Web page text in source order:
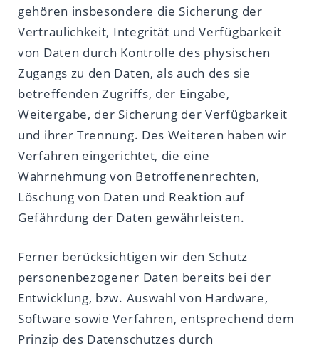
gehören insbesondere die Sicherung der
Vertraulichkeit, Integrität und Verfügbarkeit
von Daten durch Kontrolle des physischen
Zugangs zu den Daten, als auch des sie
betreffenden Zugriffs, der Eingabe,
Weitergabe, der Sicherung der Verfügbarkeit
und ihrer Trennung. Des Weiteren haben wir
Verfahren eingerichtet, die eine
Wahrnehmung von Betroffenenrechten,
Löschung von Daten und Reaktion auf
Gefährdung der Daten gewährleisten.
Ferner berücksichtigen wir den Schutz
personenbezogener Daten bereits bei der
Entwicklung, bzw. Auswahl von Hardware,
Software sowie Verfahren, entsprechend dem
Prinzip des Datenschutzes durch